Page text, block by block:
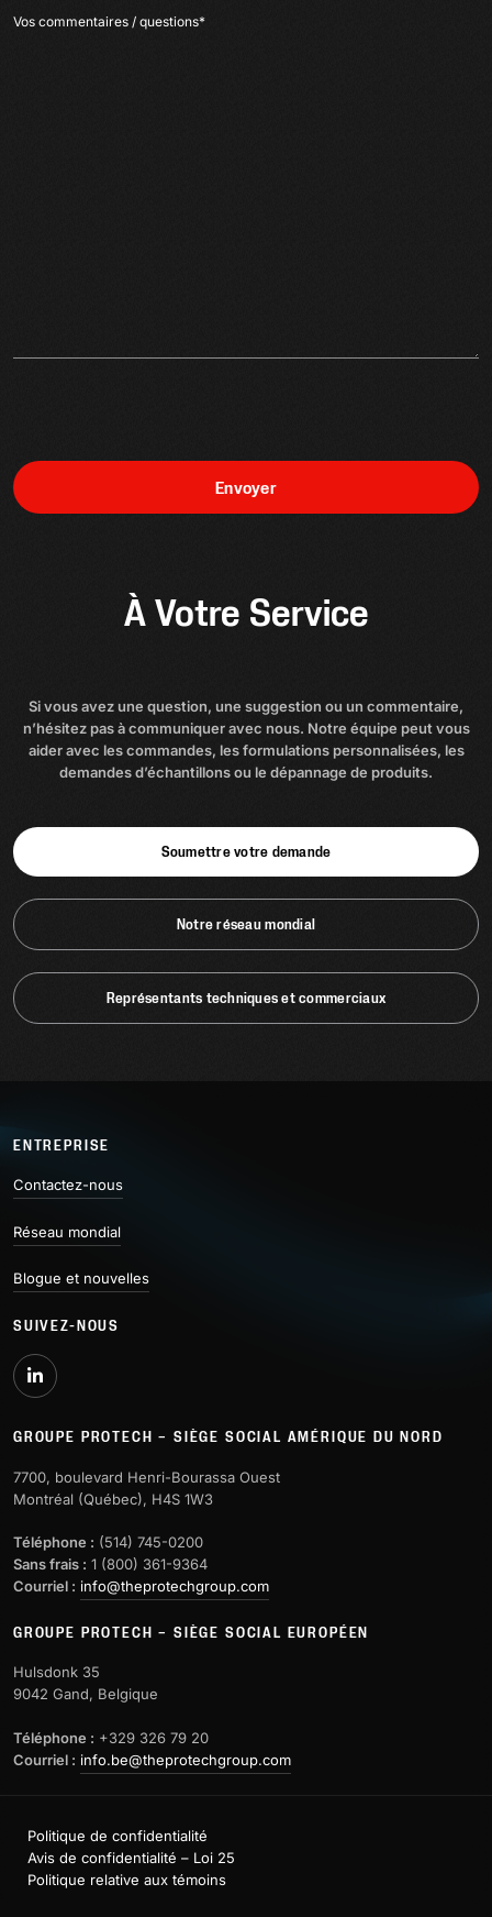
Vos commentaires / questions*
Envoyer
À Votre Service
Si vous avez une question, une suggestion ou un commentaire,
n’hésitez pas à communiquer avec nous. Notre équipe peut vous
aider avec les commandes, les formulations personnalisées, les
demandes d’échantillons ou le dépannage de produits.
Soumettre votre demande
Notre réseau mondial
Représentants techniques et commerciaux
ENTREPRISE
Contactez-nous
Réseau mondial
Blogue et nouvelles
SUIVEZ-NOUS
GROUPE PROTECH – SIÈGE SOCIAL AMÉRIQUE DU NORD
7700, boulevard Henri-Bourassa Ouest
Montréal (Québec), H4S 1W3
Téléphone : (514) 745-0200
Sans frais : 1 (800) 361-9364
Courriel : info@theprotechgroup.com
GROUPE PROTECH – SIÈGE SOCIAL EUROPÉEN
Hulsdonk 35
9042 Gand, Belgique
Téléphone : +329 326 79 20
Courriel : info.be@theprotechgroup.com
Politique de confidentialité
Avis de confidentialité – Loi 25
Politique relative aux témoins